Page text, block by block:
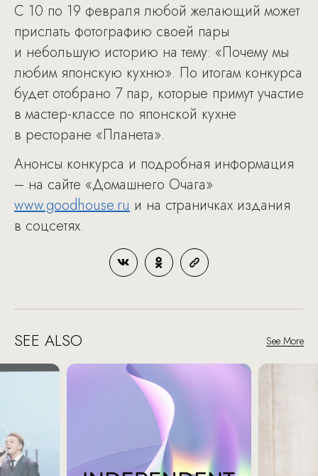
С 10 по 19 февраля любой желающий может
прислать фотографию своей пары
и небольшую историю на тему: «Почему мы
любим японскую кухню». По итогам конкурса
будет отобрано 7 пар, которые примут участие
в мастер-классе по японской кухне
в ресторане «Планета».
Анонсы конкурса и подробная информация
– на сайте «Домашнего Очага»
www.goodhouse.ru и на страничках издания
в соцсетях.
SEE ALSO See More